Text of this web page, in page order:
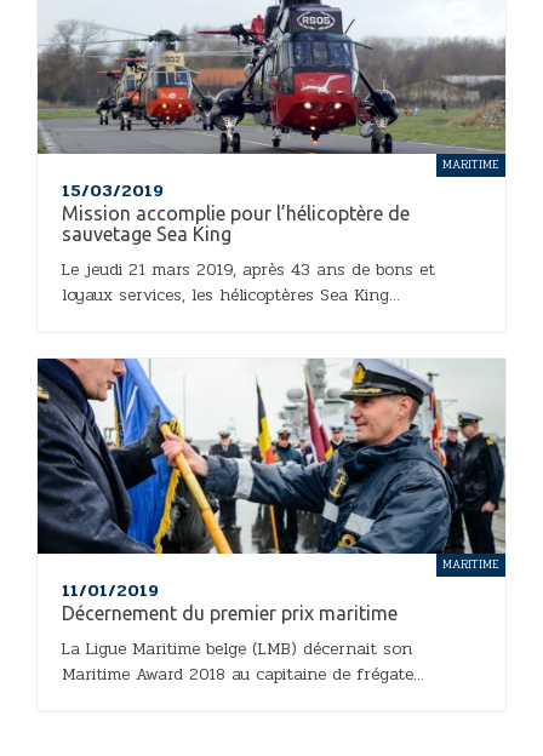
15/03/2019
Mission accomplie pour l’hélicoptère de
sauvetage Sea King
Le jeudi 21 mars 2019, après 43 ans de bons et
loyaux services, les hélicoptères Sea King...
MARITIME
11/01/2019
Décernement du premier prix maritime
La Ligue Maritime belge (LMB) décernait son
Maritime Award 2018 au capitaine de frégate...
MARITIME